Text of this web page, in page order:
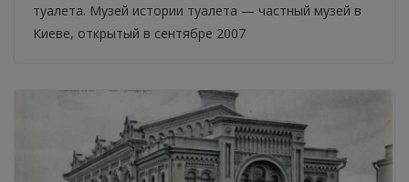
туалета. Музей истории туалета — частный музей в
Киеве, открытый в сентябре 2007